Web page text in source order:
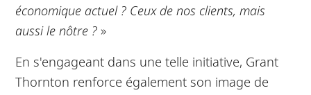
économique actuel ? Ceux de nos clients, mais
aussi le nôtre ? »
En s'engageant dans une telle initiative, Grant
Thornton renforce également son image de